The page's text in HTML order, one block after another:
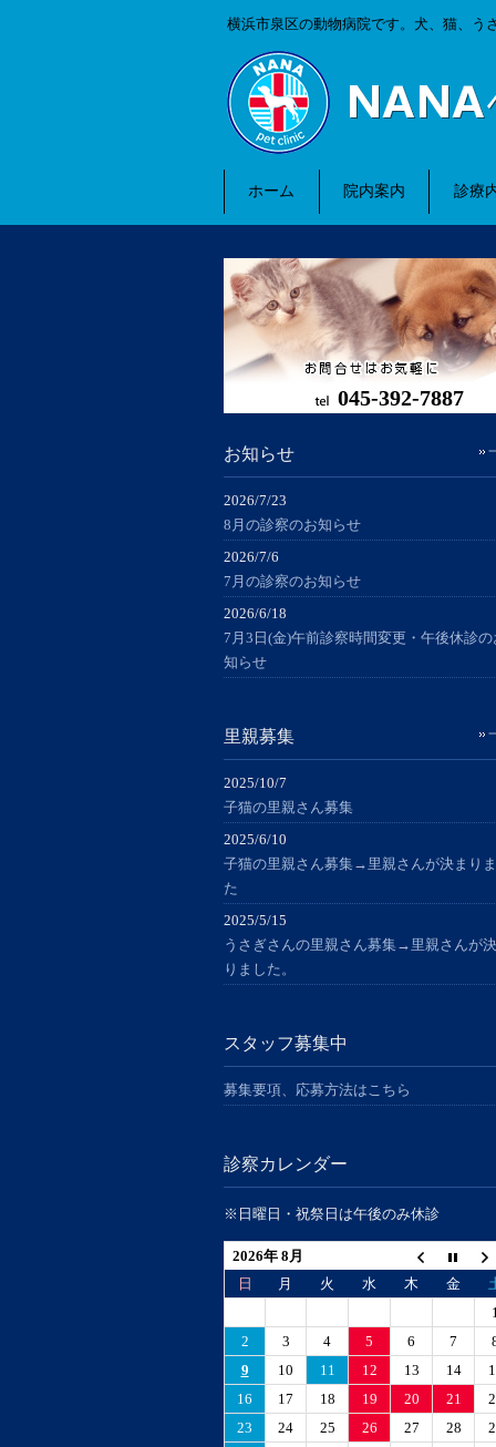
横浜市泉区の動物病院です。犬、猫、う
ホーム 院内案内 診療
045-392-7887
お知らせ
2026/7/23
8月の診察のお知らせ
2026/7/6
7月の診察のお知らせ
2026/6/18
7月3日(金)午前診察時間変更・午後休診の
知らせ
里親募集
2025/10/7
子猫の里親さん募集
2025/6/10
子猫の里親さん募集→里親さんが決まり
た
2025/5/15
うさぎさんの里親さん募集→里親さんが
りました。
スタッフ募集中
募集要項、応募方法はこちら
診察カレンダー
※日曜日・祝祭日は午後のみ休診
2026年 8月
日
月 火 水 木 金
2
3 4 5 6 7
9
10 11 12 13 14
16
17 18 19 20 21
23
24 25 26 27 28